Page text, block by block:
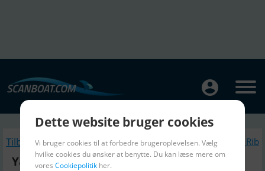
Tilbage Lignende Gummibåd / Rib
Yam 310 Taf
Dette website bruger cookies
Vi bruger cookies til at forbedre brugeroplevelsen. Vælg
hvilke cookies du ønsker at benytte. Du kan læse mere om
vores Cookiepolitik her.